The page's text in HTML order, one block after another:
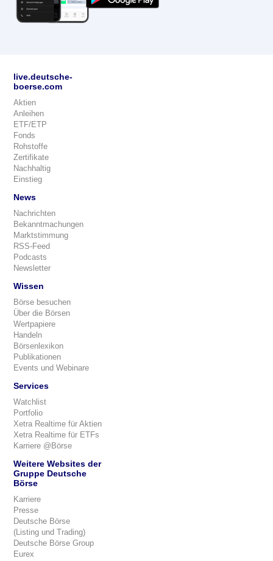
live.deutsche-
boerse.com
Aktien
Anleihen
ETF/ETP
Fonds
Rohstoffe
Zertifikate
Nachhaltig
Einstieg
News
Nachrichten
Bekanntmachungen
Marktstimmung
RSS-Feed
Podcasts
Newsletter
Wissen
Börse besuchen
Über die Börsen
Wertpapiere
Handeln
Börsenlexikon
Publikationen
Events und Webinare
Services
Watchlist
Portfolio
Xetra Realtime für Aktien
Xetra Realtime für ETFs
Karriere @Börse
Weitere Websites der
Gruppe Deutsche
Börse
Karriere
Presse
Deutsche Börse
(Listing und Trading)
Deutsche Börse Group
Eurex